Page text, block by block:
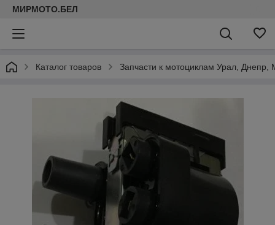
МИРМОТО.БЕЛ
Каталог товаров Запчасти к мотоциклам Урал, Днепр,